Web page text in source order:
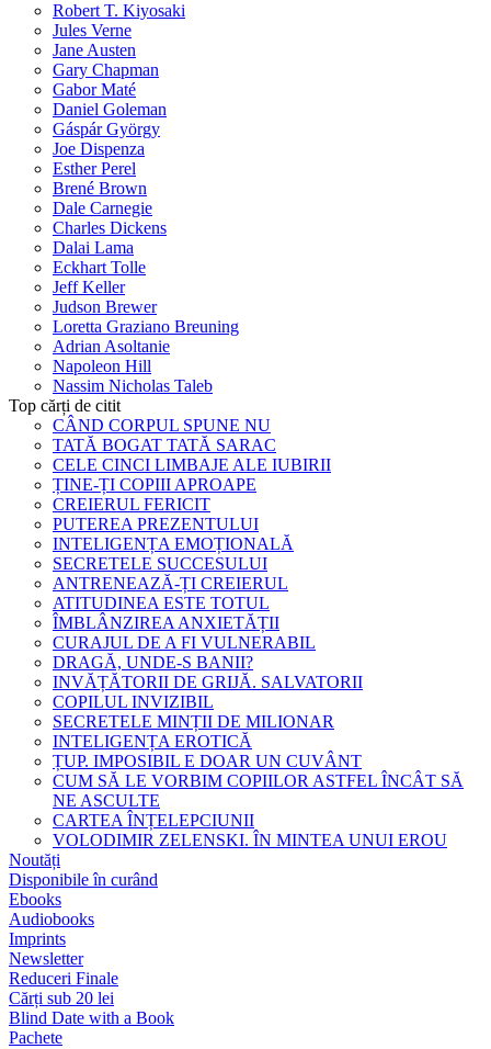
Robert T. Kiyosaki
Jules Verne
Jane Austen
Gary Chapman
Gabor Maté
Daniel Goleman
Gáspár György
Joe Dispenza
Esther Perel
Brené Brown
Dale Carnegie
Charles Dickens
Dalai Lama
Eckhart Tolle
Jeff Keller
Judson Brewer
Loretta Graziano Breuning
Adrian Asoltanie
Napoleon Hill
Nassim Nicholas Taleb
Top cărți de citit
CÂND CORPUL SPUNE NU
TATĂ BOGAT TATĂ SARAC
CELE CINCI LIMBAJE ALE IUBIRII
ȚINE-ȚI COPIII APROAPE
CREIERUL FERICIT
PUTEREA PREZENTULUI
INTELIGENȚA EMOȚIONALĂ
SECRETELE SUCCESULUI
ANTRENEAZĂ-ȚI CREIERUL
ATITUDINEA ESTE TOTUL
ÎMBLÂNZIREA ANXIETĂȚII
CURAJUL DE A FI VULNERABIL
DRAGĂ, UNDE-S BANII?
INVĂȚĂTORII DE GRIJĂ. SALVATORII
COPILUL INVIZIBIL
SECRETELE MINȚII DE MILIONAR
INTELIGENȚA EROTICĂ
ȚUP. IMPOSIBIL E DOAR UN CUVÂNT
CUM SĂ LE VORBIM COPIILOR ASTFEL ÎNCÂT SĂ
NE ASCULTE
CARTEA ÎNȚELEPCIUNII
VOLODIMIR ZELENSKI. ÎN MINTEA UNUI EROU
Noutăți
Disponibile în curând
Ebooks
Audiobooks
Imprints
Newsletter
Reduceri Finale
Cărți sub 20 lei
Blind Date with a Book
Pachete